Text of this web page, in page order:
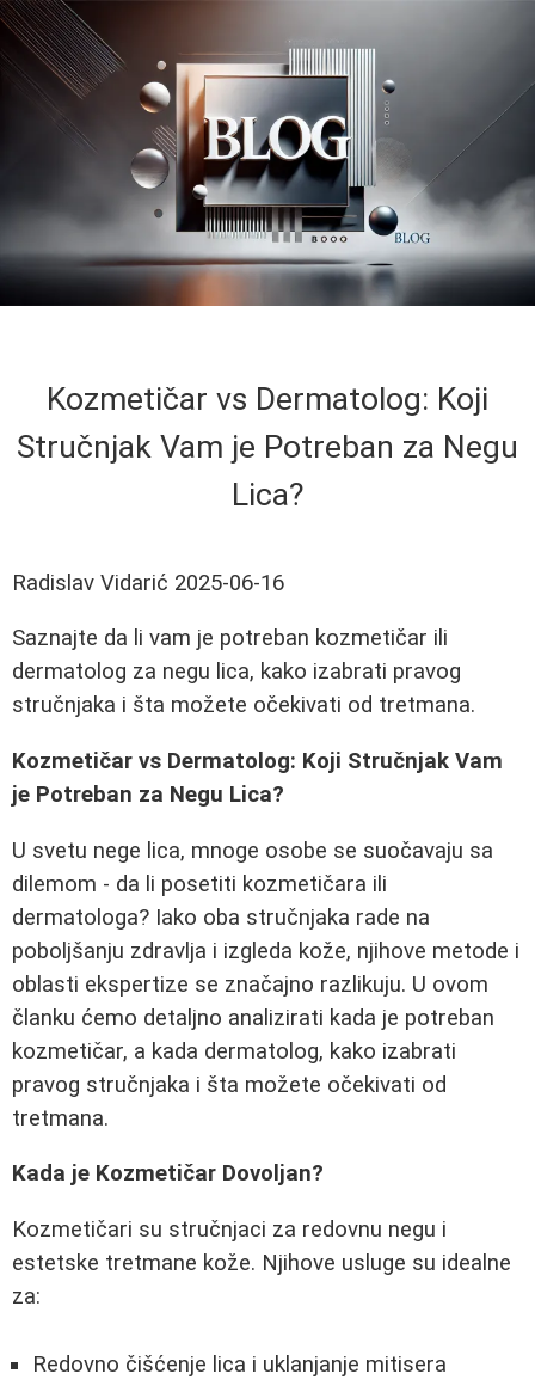
Kozmetičar vs Dermatolog: Koji
Stručnjak Vam je Potreban za Negu
Lica?
Radislav Vidarić 2025-06-16
Saznajte da li vam je potreban kozmetičar ili
dermatolog za negu lica, kako izabrati pravog
stručnjaka i šta možete očekivati od tretmana.
Kozmetičar vs Dermatolog: Koji Stručnjak Vam
je Potreban za Negu Lica?
U svetu nege lica, mnoge osobe se suočavaju sa
dilemom - da li posetiti kozmetičara ili
dermatologa? Iako oba stručnjaka rade na
poboljšanju zdravlja i izgleda kože, njihove metode i
oblasti ekspertize se značajno razlikuju. U ovom
članku ćemo detaljno analizirati kada je potreban
kozmetičar, a kada dermatolog, kako izabrati
pravog stručnjaka i šta možete očekivati od
tretmana.
Kada je Kozmetičar Dovoljan?
Kozmetičari su stručnjaci za redovnu negu i
estetske tretmane kože. Njihove usluge su idealne
za:
Redovno čišćenje lica i uklanjanje mitisera